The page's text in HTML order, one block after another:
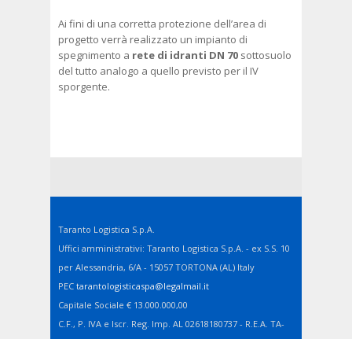
Ai fini di una corretta protezione dell’area di
progetto verrà realizzato un impianto di
spegnimento a rete di idranti DN 70 sottosuolo
del tutto analogo a quello previsto per il IV
sporgente.
Taranto Logistica S.p.A.
Uffici amministrativi: Taranto Logistica S.p.A. - ex S.S. 10
per Alessandria, 6/A - 15057 TORTONA (AL) Italy
PEC tarantologisticaspa@legalmail.it
Capitale Sociale € 13.000.000,00
C.F., P. IVA e Iscr. Reg. Imp. AL 02618180737 - R.E.A. TA-